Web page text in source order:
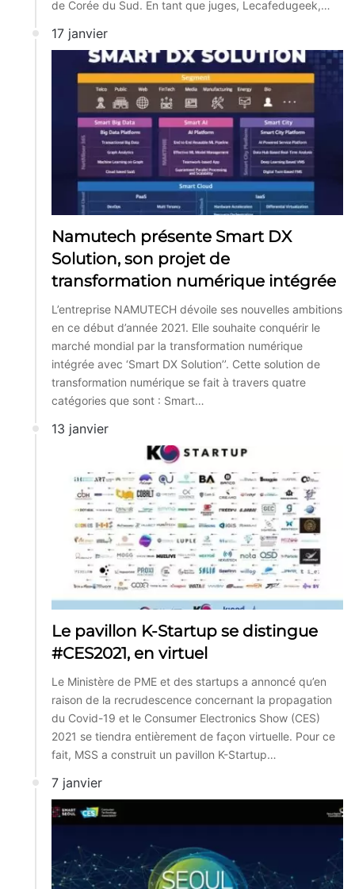
de Corée du Sud. En tant que juges, Lecafedugeek,…
17 janvier
Namutech présente Smart DX
Solution, son projet de
transformation numérique intégrée
L’entreprise NAMUTECH dévoile ses nouvelles ambitions
en ce début d’année 2021. Elle souhaite conquérir le
marché mondial par la transformation numérique
intégrée avec ‘Smart DX Solution’’. Cette solution de
transformation numérique se fait à travers quatre
catégories que sont : Smart…
13 janvier
Le pavillon K-Startup se distingue
#CES2021, en virtuel
Le Ministère de PME et des startups a annoncé qu’en
raison de la recrudescence concernant la propagation
du Covid-19 et le Consumer Electronics Show (CES)
2021 se tiendra entièrement de façon virtuelle. Pour ce
fait, MSS a construit un pavillon K-Startup…
7 janvier